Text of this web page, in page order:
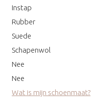
Instap
Rubber
Suede
Schapenwol
Nee
Nee
Wat is mijn schoenmaat?